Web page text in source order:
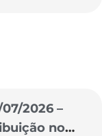
2026 –
no